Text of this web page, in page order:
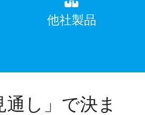
他社製品
し」で決ま